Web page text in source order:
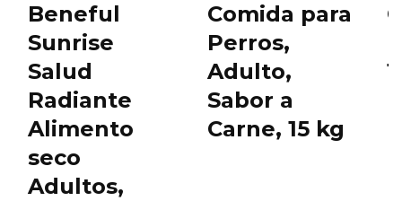
Beneful
Sunrise
Salud
Radiante
Alimento
seco
Adultos,
Comida para
Perros,
Adulto,
Sabor a
Carne, 15 kg